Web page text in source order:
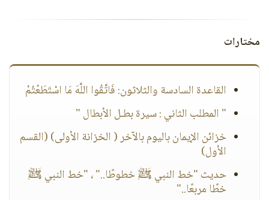
مختارات
القاعدة السادسة والثلاثون: فَاتَّقُوا اللَّهَ مَا اسْتَطَعْتُمْ
" المطلب الثاني : سيرة بطـل الأبطال "
خزائن الإيمان باليوم بالآخر ( الخزانة الأولى) (القسم
الأول)
حديث "خط النبي ﷺ خطوطًا.." ، "خط النبي ﷺ
خطًا مربعًا.."